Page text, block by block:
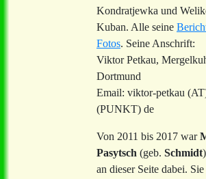
Kondratjewka und
Kuban. Alle seine
Fotos. Seine Anschrift:
Viktor Petkau,
Dortmund
Email: viktor-petkau
(PUNKT) de
Von 2011 bis 2017 war
Pasytsch (geb. Schmidt
an dieser Seite dabei.